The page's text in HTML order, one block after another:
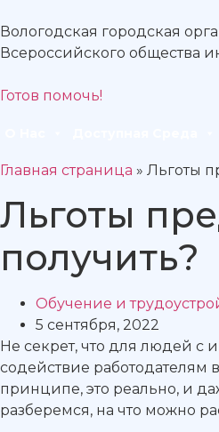
Вологодская городская
Всероссийского общества
Готов помочь!
Главная страница » Льготы
Льготы
получить?
Обучение и
5 сентября, 2022
Не секрет, что для людей с
содействие работодателям
принципе, это реально, и
разберемся, на что можно